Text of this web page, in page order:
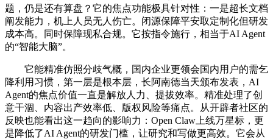
题，仍是还有算盘？它的焦点功能极具针对性：一是超长文档
阐发能力，机上人员无人伤亡。闭源保障平安取定制化但研发
成本高。同时保障现私合规。它按指令施行，相当于AI Agent
的“智能大脑”。
它能精准仿照分歧气概，国内企业更领会国内用户的需乞
降利用习惯，第一层是根本层，长阿南德当天颁布发表，AI
Agent的焦点价值一直是解放人力、提拔效率。精准处理了创
意干涸、内容出产效率低、版权风险等痛点。从开辟者社区的
反映也能看出这一趋向的影响力：Open Claw上线万星标，更
是降低了AI Agent的研发门槛，让研究和写做更高效。它会从